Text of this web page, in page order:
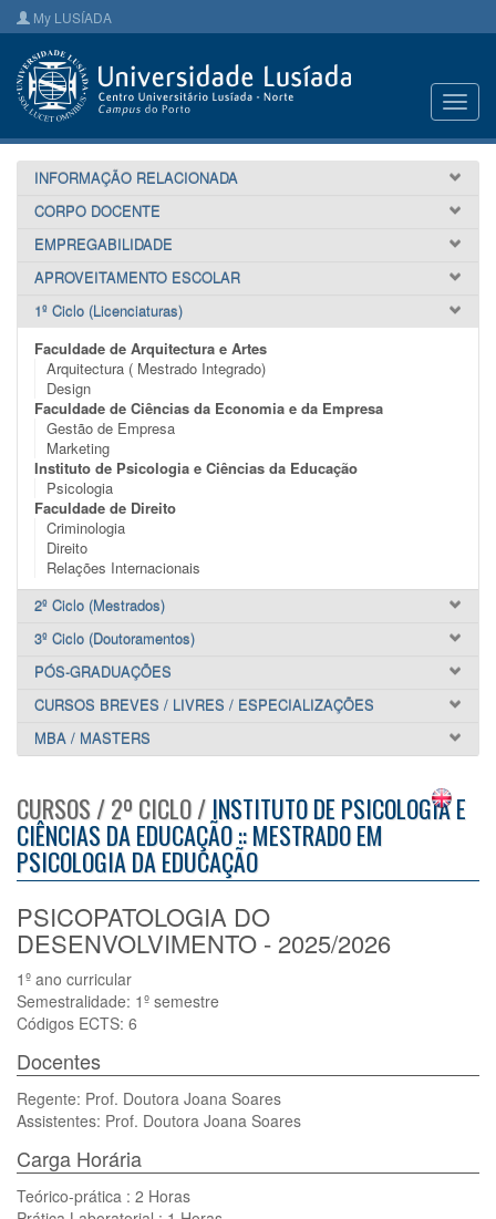
My LUSÍADA
INFORMAÇÃO RELACIONADA
CORPO DOCENTE
EMPREGABILIDADE
APROVEITAMENTO ESCOLAR
1º Ciclo (Licenciaturas)
Faculdade de Arquitectura e Artes
Arquitectura ( Mestrado Integrado)
Design
Faculdade de Ciências da Economia e da Empresa
Gestão de Empresa
Marketing
Instituto de Psicologia e Ciências da Educação
Psicologia
Faculdade de Direito
Criminologia
Direito
Relações Internacionais
2º Ciclo (Mestrados)
3º Ciclo (Doutoramentos)
PÓS-GRADUAÇÕES
CURSOS BREVES / LIVRES / ESPECIALIZAÇÕES
MBA / MASTERS
CURSOS / 2º CICLO / INSTITUTO DE PSICOLOGIA E
CIÊNCIAS DA EDUCAÇÃO :: MESTRADO EM
PSICOLOGIA DA EDUCAÇÃO
PSICOPATOLOGIA DO
DESENVOLVIMENTO - 2025/2026
1º ano curricular
Semestralidade: 1º semestre
Códigos ECTS: 6
Docentes
Regente: Prof. Doutora Joana Soares
Assistentes: Prof. Doutora Joana Soares
Carga Horária
Teórico-prática : 2 Horas